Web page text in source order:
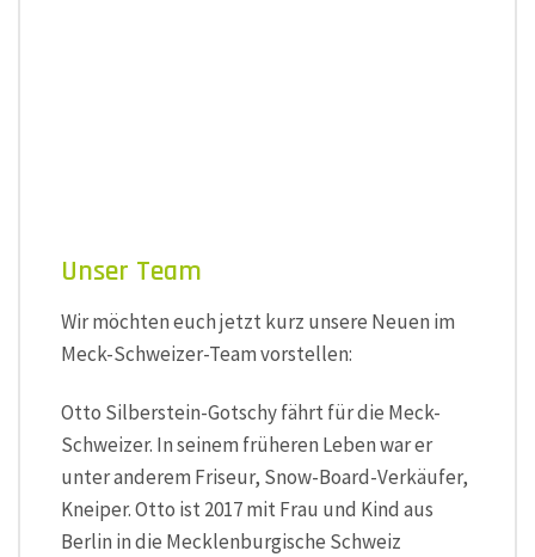
Unser Team
Wir möchten euch jetzt kurz unsere Neuen im
Meck-Schweizer-Team vorstellen:
Otto Silberstein-Gotschy fährt für die Meck-
Schweizer. In seinem früheren Leben war er
unter anderem Friseur, Snow-Board-Verkäufer,
Kneiper. Otto ist 2017 mit Frau und Kind aus
Berlin in die Mecklenburgische Schweiz